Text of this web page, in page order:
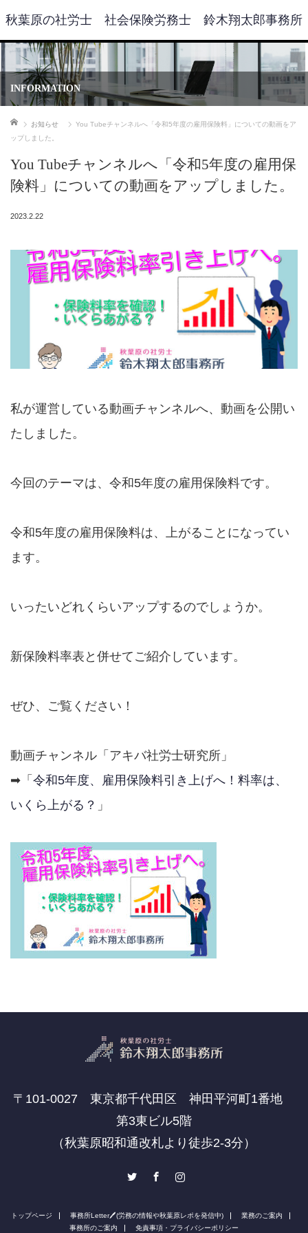
秋葉原の社労士 社会保険労務士 鈴木翔太郎事務所
INFORMATION
ホーム お知らせ
You Tubeチャンネルへ「令和5年度の雇用保険料」についての動画をア
ップしました。
You Tubeチャンネルへ「令和5年度の雇用保
険料」についての動画をアップしました。
2023.2.22
私が運営している動画チャンネルへ、動画を公開い
たしました。
今回のテーマは、令和5年度の雇用保険料です。
令和5年度の雇用保険料は、上がることになってい
ます。
いったいどれくらいアップするのでしょうか。
新保険料率表と併せてご紹介しています。
ぜひ、ご覧ください！
動画チャンネル「アキバ社労士研究所」
➡「 令和5年度、雇用保険料引き上げへ！料率は、
いくら上がる？ 」
〒101-0027 東京都千代田区 神田平河町1番地
第3東ビル5階
（秋葉原昭和通改札より徒歩2-3分）
Instagram
トップページ 事務所Letter🖊(労務の情報や秋葉原レポを発信中)
業務のご案内
事務所のご案内
免責事項・プライバシーポリシー